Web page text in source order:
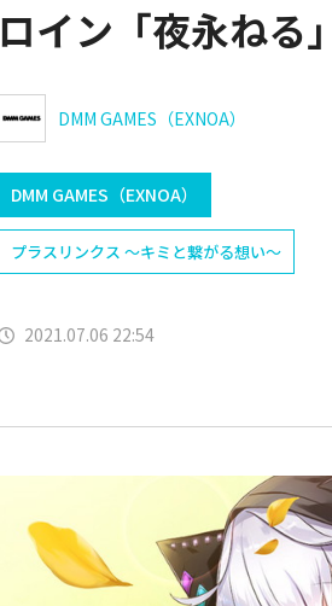
ロイン「夜永ねる
DMM GAMES（EXNOA）
DMM GAMES（EXNOA）
プラスリンクス ～キミと繋がる想い～
2021.07.06 22:54